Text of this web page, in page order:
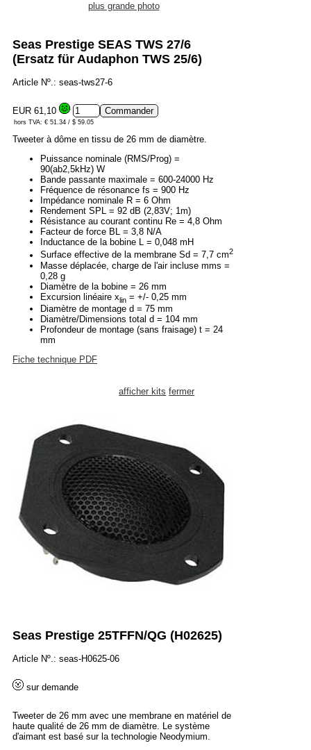
plus grande photo
Seas Prestige SEAS TWS 27/6
(Ersatz für Audaphon TWS 25/6)
Article Nº.: seas-tws27-6
EUR 61,10
hors TVA: € 51.34 / $ 59.05
Tweeter à dôme en tissu de 26 mm de diamètre.
Puissance nominale (RMS/Prog) =
90(ab2,5kHz) W
Bande passante maximale = 600-24000 Hz
Fréquence de résonance fs = 900 Hz
Impédance nominale R = 6 Ohm
Rendement SPL = 92 dB (2,83V; 1m)
Résistance au courant continu Re = 4,8 Ohm
Facteur de force BL = 3,8 N/A
Inductance de la bobine L = 0,048 mH
Surface effective de la membrane Sd = 7,7 cm2
Masse déplacée, charge de l'air incluse mms =
0,28 g
Diamètre de la bobine = 26 mm
Excursion linéaire xlin = +/- 0,25 mm
Diamètre de montage d = 75 mm
Diamètre/Dimensions total d = 104 mm
Profondeur de montage (sans fraisage) t = 24
mm
Fiche technique PDF
afficher kits fermer
Seas Prestige 25TFFN/QG (H02625)
Article Nº.: seas-H0625-06
sur demande
Tweeter de 26 mm avec une membrane en matériel de
haute qualité de 26 mm de diamètre. Le système
d'aimant est basé sur la technologie Neodymium.